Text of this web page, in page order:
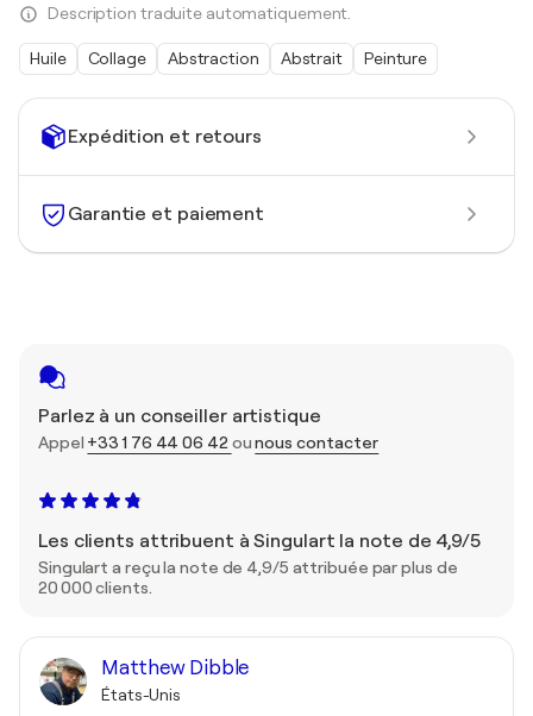
Expédition et retours
Garantie et paiement
Parlez à un conseiller artistique
Appel +33 1 76 44 06 42 ounous contacter
Les clients attribuent à Singulart la note de 4,9/5
Singulart a reçu la note de 4,9/5 attribuée par plus de
20 000 clients.
Matthew Dibble
États-Unis
Description traduite automatiquement.
Huile Collage Abstraction Abstrait Peinture